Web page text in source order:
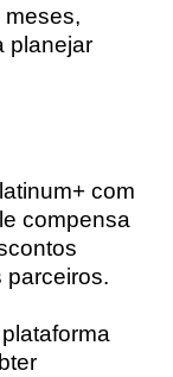
planejar
com
compensa
parceiros.